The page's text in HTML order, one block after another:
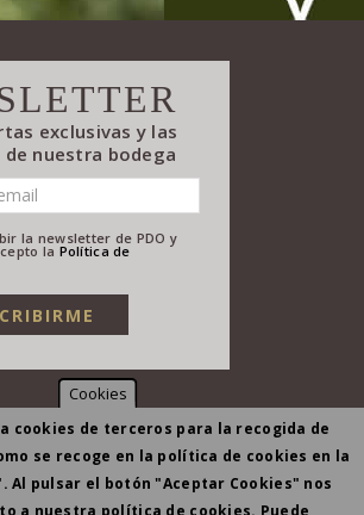
exclusivas y las
de nuestra bodega
la newsletter de PDO y
la Política de
Cookies
cookies de terceros para la recogida de
se recoge en la política de cookies en la
Al pulsar el botón "Aceptar Cookies" nos
a nuestra política de cookies. Puede